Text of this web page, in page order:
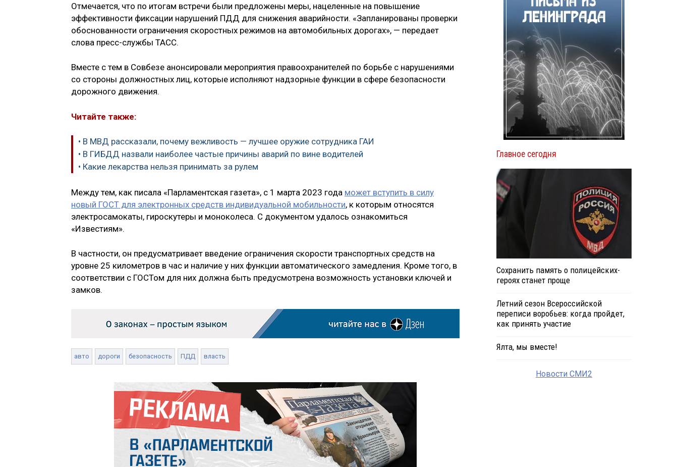
Отмечается, что по итогам встречи были предложены меры, нацеленные на повышение
эффективности фиксации нарушений ПДД для снижения аварийности. «Запланированы проверки
обоснованности ограничения скоростных режимов на автомобильных дорогах», — передает
слова пресс-службы ТАСС.
Вместе с тем в Совбезе анонсировали мероприятия правоохранителей по борьбе с нарушениями
со стороны должностных лиц, которые исполняют надзорные функции в сфере безопасности
дорожного движения.
Читайте также:
• В МВД рассказали, почему вежливость — лучшее оружие сотрудника ГАИ
• В ГИБДД назвали наиболее частые причины аварий по вине водителей
• Какие лекарства нельзя принимать за рулем
Между тем, как писала «Парламентская газета», с 1 марта 2023 года может вступить в силу
новый ГОСТ для электронных средств индивидуальной мобильности, к которым относятся
электросамокаты, гироскутеры и моноколеса. С документом удалось ознакомиться
«Известиям».
В частности, он предусматривает введение ограничения скорости транспортных средств на
уровне 25 километров в час и наличие у них функции автоматического замедления. Кроме того, в
соответствии с ГОСТом для них должна быть предусмотрена возможность установки ключей и
замков.
авто дороги безопасность ПДД власть
Главное сегодня
Сохранить память о полицейских-
героях станет проще
Летний сезон Всероссийской
переписи воробьев: когда пройдет,
как принять участие
Ялта, мы вместе!
Новости СМИ2